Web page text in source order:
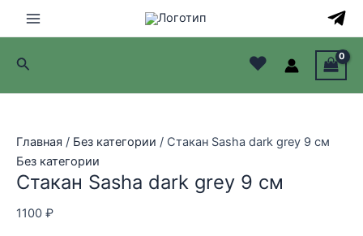
Main
Menu
Поиск ♥
Главная / Без категории / Стакан Sasha dark grey 9 cм
Без категории
Стакан Sasha dark grey 9 cм
1100 ₽